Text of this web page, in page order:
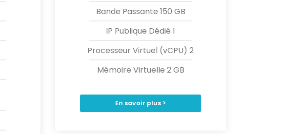
Bande Passante 150 GB
IP Publique Dédié 1
Processeur Virtuel (vCPU) 2
Mémoire Virtuelle 2 GB
En savoir plus >